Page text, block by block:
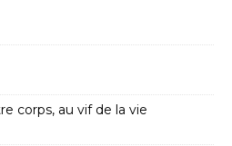
corps, au vif de la vie